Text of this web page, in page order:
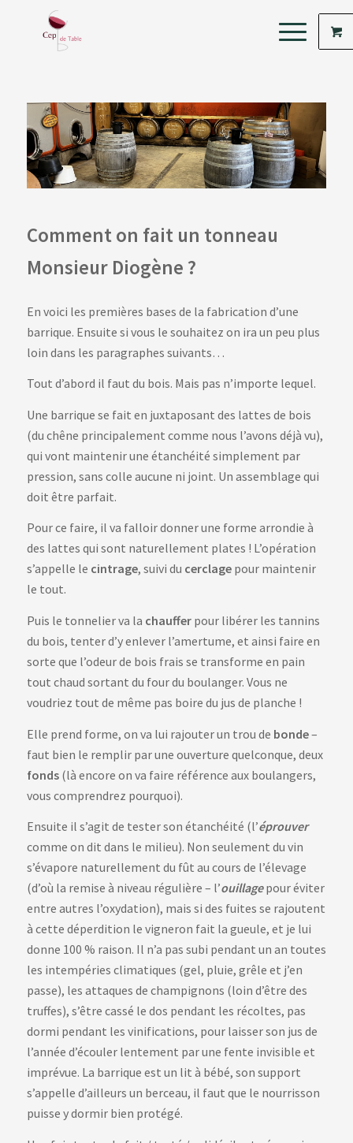
Comment on fait un tonneau
Monsieur Diogène ?
En voici les premières bases de la fabrication d’une
barrique. Ensuite si vous le souhaitez on ira un peu plus
loin dans les paragraphes suivants…
Tout d’abord il faut du bois. Mais pas n’importe lequel.
Une barrique se fait en juxtaposant des lattes de bois
(du chêne principalement comme nous l’avons déjà vu),
qui vont maintenir une étanchéité simplement par
pression, sans colle aucune ni joint. Un assemblage qui
doit être parfait.
Pour ce faire, il va falloir donner une forme arrondie à
des lattes qui sont naturellement plates ! L’opération
s’appelle le cintrage, suivi du cerclagepour maintenir
le tout.
Puis le tonnelier va la chaufferpour libérer les tannins
du bois, tenter d’y enlever l’amertume, et ainsi faire en
sorte que l’odeur de bois frais se transforme en pain
tout chaud sortant du four du boulanger. Vous ne
voudriez tout de même pas boire du jus de planche !
Elle prend forme, on va lui rajouter un trou de bonde–
faut bien le remplir par une ouverture quelconque, deux
fonds(là encore on va faire référence aux boulangers,
vous comprendrez pourquoi).
Ensuite il s’agit de tester son étanchéité (l’éprouver
comme on dit dans le milieu). Non seulement du vin
s’évapore naturellement du fût au cours de l’élevage
(d’où la remise à niveau régulière – l’ouillage pour éviter
entre autres l’oxydation), mais si des fuites se rajoutent
à cette déperdition le vigneron fait la gueule, et je lui
donne 100 % raison. Il n’a pas subi pendant un an toutes
les intempéries climatiques (gel, pluie, grêle et j’en
passe), les attaques de champignons (loin d’être des
truffes), s’être cassé le dos pendant les récoltes, pas
dormi pendant les vinifications, pour laisser son jus de
l’année d’écouler lentement par une fente invisible et
imprévue. La barrique est un lit à bébé, son support
s’appelle d’ailleurs un berceau, il faut que le nourrisson
puisse y dormir bien protégé.